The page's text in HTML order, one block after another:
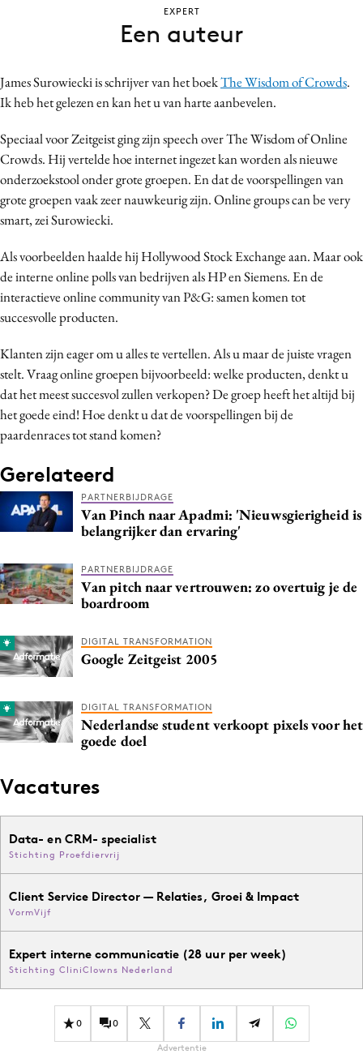
Contentmarketing
Craft
Customer Experience
Data & Insights
Design
Digital transformation
Effectiviteit
Gedragsverandering
Influencer marketing
Martech
Media
Merkstrategie
Purpose Marketing
Reputatie & crisis
James Surowiecki is schrijver van het boekThe Wisdom of Crowds.
Ik heb het gelezen en kan het u van harte aanbevelen.
Speciaal voor Zeitgeist ging zijn speech over The Wisdom of Online
Crowds. Hij vertelde hoe internet ingezet kan worden als nieuwe
onderzoekstool onder grote groepen. En dat de voorspellingen van
grote groepen vaak zeer nauwkeurig zijn. Online groups can be very
smart, zei Surowiecki.
Als voorbeelden haalde hij Hollywood Stock Exchange aan. Maar ook
de interne online polls van bedrijven als HP en Siemens. En de
interactieve online community van P&G: samen komen tot
succesvolle producten.
Klanten zijn eager om u alles te vertellen. Als u maar de juiste vragen
stelt. Vraag online groepen bijvoorbeeld: welke producten, denkt u
dat het meest succesvol zullen verkopen? De groep heeft het altijd bij
het goede eind! Hoe denkt u dat de voorspellingen bij de
paardenraces tot stand komen?
Gerelateerd
PARTNERBIJDRAGE
Van Pinch naar Apadmi: 'Nieuwsgierigheid is
belangrijker dan ervaring'
PARTNERBIJDRAGE
Van pitch naar vertrouwen: zo overtuig je de
boardroom
DIGITAL TRANSFORMATION
Google Zeitgeist 2005
DIGITAL TRANSFORMATION
Nederlandse student verkoopt pixels voor het
goede doel
Vacatures
Data- en CRM- specialist
Stichting Proefdiervrij
Client Service Director — Relaties, Groei & Impact
VormVijf
Expert interne communicatie (28 uur per week)
Stichting CliniClowns Nederland
0 0
Advertentie
EXPERT
Een auteur